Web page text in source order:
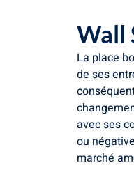
Wall
La place
de ses
avec ses
ou
marché